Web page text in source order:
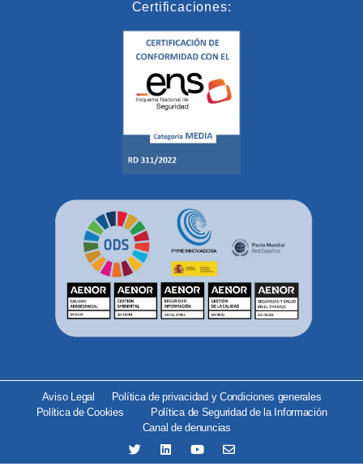
Certificaciones:
Aviso Legal
Política de privacidad y Condiciones generales
Política de Cookies
Política de Seguridad de la Información
Canal de denuncias